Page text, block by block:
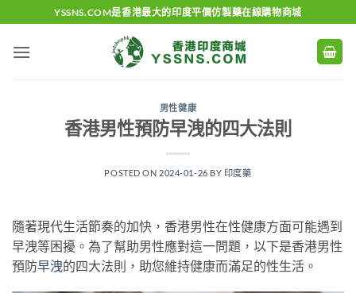
to
content
YSSNS.COM是香港最大的印度平價仿製藥在線購物商城
男性健康
香港男性預防早洩的四大法則
POSTED ON 2024-01-26 BY 印度藥
隨著現代生活節奏的加快，香港男性在性健康方面可能遇到
早洩等困擾。為了幫助男性應對這一問題，以下是香港男性
預防早洩的四大法則，助您維持健康而滿足的性生活。